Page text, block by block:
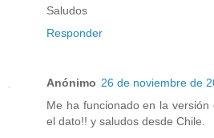
Saludos
Responder
Anónimo 26 de noviembre de
Me ha funcionado en la
el dato!! y saludos desde Chile.